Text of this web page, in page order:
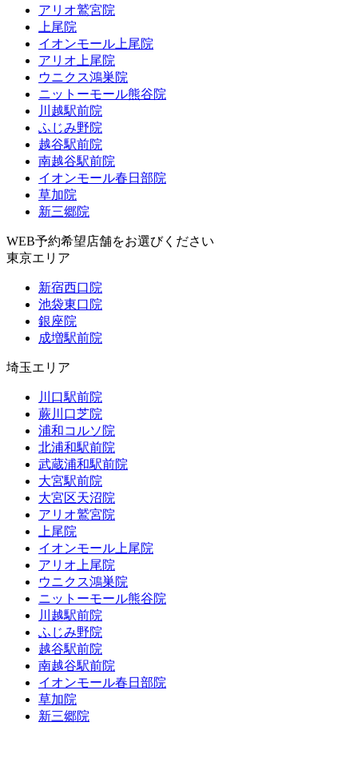
アリオ鷲宮院
上尾院
イオンモール上尾院
アリオ上尾院
ウニクス鴻巣院
ニットーモール熊谷院
川越駅前院
ふじみ野院
越谷駅前院
南越谷駅前院
イオンモール春日部院
草加院
新三郷院
WEB予約希望店舗をお選びください
東京エリア
新宿西口院
池袋東口院
銀座院
成増駅前院
埼玉エリア
川口駅前院
蕨川口芝院
浦和コルソ院
北浦和駅前院
武蔵浦和駅前院
大宮駅前院
大宮区天沼院
アリオ鷲宮院
上尾院
イオンモール上尾院
アリオ上尾院
ウニクス鴻巣院
ニットーモール熊谷院
川越駅前院
ふじみ野院
越谷駅前院
南越谷駅前院
イオンモール春日部院
草加院
新三郷院